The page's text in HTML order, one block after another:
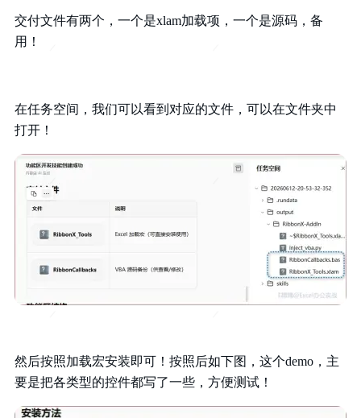
交付文件有两个，一个是xlam加载项，一个是源码，备
用！
在任务空间，我们可以看到对应的文件，可以在文件夹中
打开！
然后按照加载宏安装即可！按照后如下图，这个demo，主
要是把各类型的控件都写了一些，方便测试！